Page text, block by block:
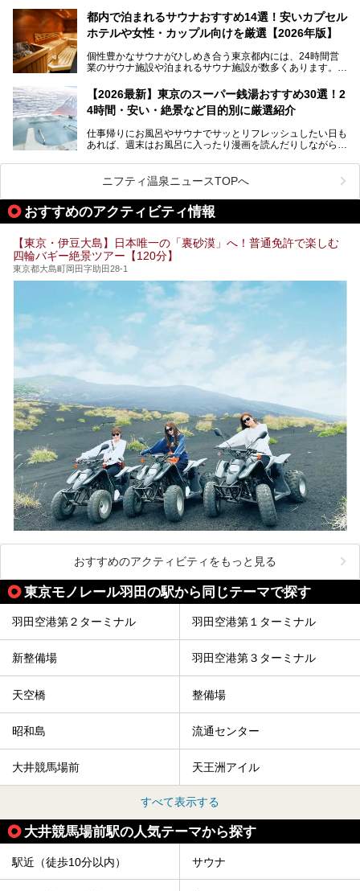
いおしゃれな名店15選を、おすすめの順番で一挙にご紹介
します。
ツァ大井町トラックス」がニューオープン。施設の様子をレ
ポ―トします。
都内で泊まれるサウナおすすめ14選！安いカプセル
ホテルや女性・カップル向けを厳選【2026年版】
個性豊かなサウナがひしめき合う東京都内には、24時間営
業のサウナ施設や泊まれるサウナ施設が数多くあります。
を旅の目的とする「サ旅」や自分へのご褒美のための宿泊な
ど、自分の好きなタイミングで好きなだけサ活ができるのが
魅力です。
最近では、男性専用施設だけでなく、カップルや女性に嬉し
い個室サウナも増えてきました。
ら、特におすすめしたい施設14選をご紹介します。
してみてください。
【2026最新】東京のスーパー銭湯おすすめ30選！2
4時間・安い・絶景など目的別に厳選紹介
仕事帰りにお風呂やサウナでサッとリフレッシュしたい日も
あれば、週末はお風呂に入ったり漫画を読んだりしながら一
また、終電を逃してしまい、「このまま朝までゆっくりでき
る場所があれば」と探した経験がある人も多いのではないで
しょうか。
そこで本記事では、東京でおすすめのスーパー銭湯を、目的
24時間営業で宿泊できる施設や、1,000円以下で楽しめる安
い施設、デートや休日レジャーにもぴったりなエンタメ要素
が充実した施設など、利用のシーンに合わせて参考にしてく
ださい。
ニフティ温泉ニュースTOPへ
おすすめのアクティビティ情報
【東京・伊豆大島】日本唯一の「裏砂漠」へ！普通免許で楽しむ
四輪バギー絶景ツアー【120分】
東京都大島町岡田字助田28-1
おすすめのアクティビティをもっと見る
東京モノレール羽田の駅から同じテーマで探す
羽田空港第２ターミナル 羽田空港第１ターミナル
新整備場 羽田空港第３ターミナル
天空橋 整備場
昭和島 流通センター
大井競馬場前 天王洲アイル
すべて表示する
大井競馬場前駅の人気テーマから探す
駅近（徒歩10分以内） サウナ